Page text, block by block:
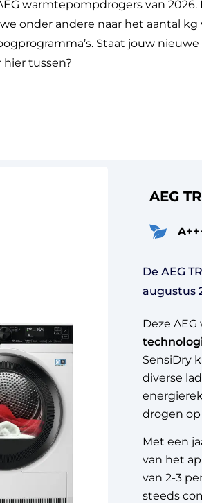
warmtepompdrogers van 2026.
onder andere naar het aantal
Staat jouw nieuwe
tussen?
AEG
De AEG
augustus
Deze
SensiDry
diverse
drogen
Met een
van het
van 2-3
steeds